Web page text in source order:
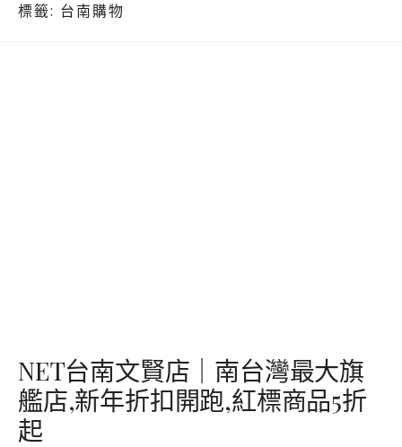
標籤: 台南購物
NET台南文賢店｜南台灣最大旗
艦店,新年折扣開跑,紅標商品5折
起